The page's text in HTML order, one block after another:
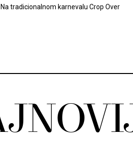
Na tradicionalnom karnevalu Crop Over